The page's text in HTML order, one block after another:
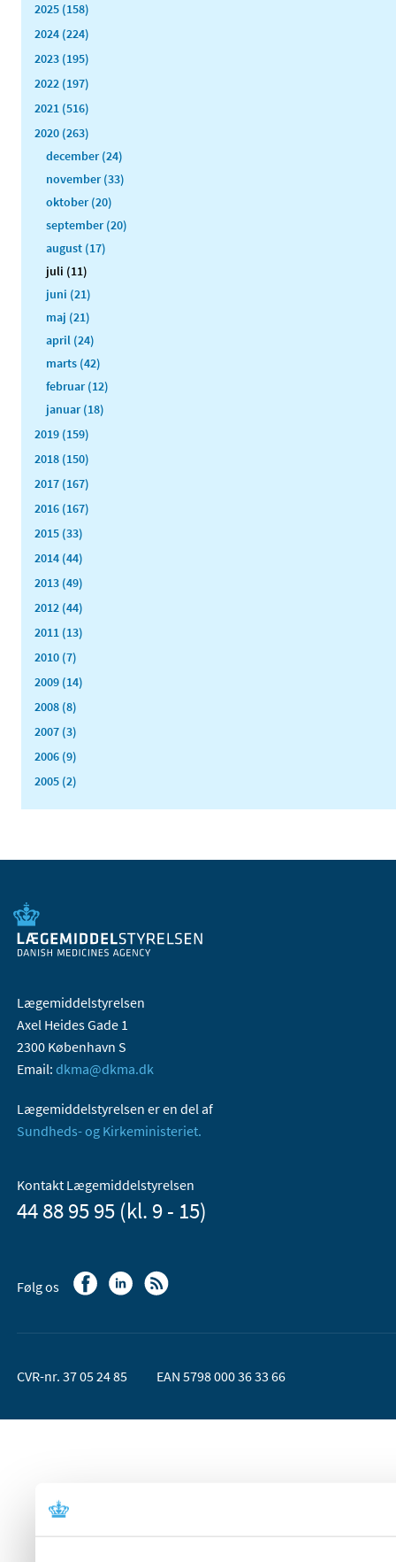
2025 (158)
2024 (224)
2023 (195)
2022 (197)
2021 (516)
2020 (263)
december (24)
november (33)
oktober (20)
september (20)
august (17)
juli (11)
juni (21)
maj (21)
april (24)
marts (42)
februar (12)
januar (18)
2019 (159)
2018 (150)
2017 (167)
2016 (167)
2015 (33)
2014 (44)
2013 (49)
2012 (44)
2011 (13)
2010 (7)
2009 (14)
2008 (8)
2007 (3)
2006 (9)
2005 (2)
Lægemiddelstyrelsen
Axel Heides Gade 1
2300 København S
Email: dkma@dkma.dk
Lægemiddelstyrelsen er en del af
Sundheds- og Kirkeministeriet.
Kontakt Lægemiddelstyrelsen
44 88 95 95 (kl. 9 - 15)
Følg os
CVR-nr. 37 05 24 85 EAN 5798 000 36 33 66